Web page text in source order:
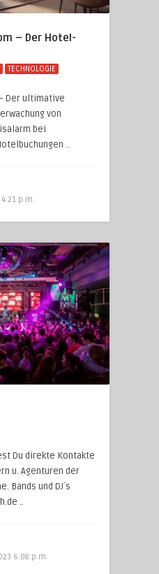
– Der Hotel-
TECHNOLOGIE
Der ultimative
von
bei
..
p.m.
Du direkte Kontakte
u. Agenturen der
Bands und DJ´s
..
6:08 p.m.